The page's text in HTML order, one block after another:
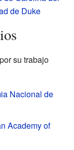
de Duke
su trabajo
Nacional de
Academy of